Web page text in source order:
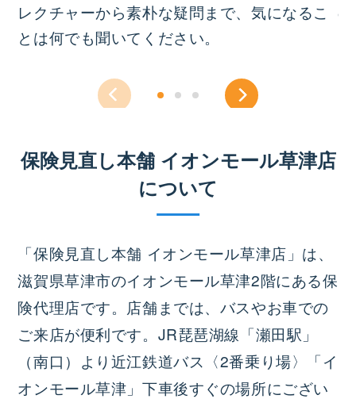
レクチャーから素朴な疑問まで、気になるこ
とは何でも聞いてください。
保険見直し本舗 イオンモール草津店
について
「保険見直し本舗 イオンモール草津店」は、
滋賀県草津市のイオンモール草津2階にある保
険代理店です。店舗までは、バスやお車での
ご来店が便利です。JR琵琶湖線「瀬田駅」
（南口）より近江鉄道バス〈2番乗り場〉「イ
オンモール草津」下車後すぐの場所にござい